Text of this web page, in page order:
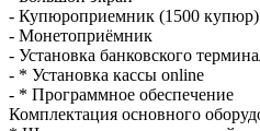
- Купюроприемник (1500 купюр)
- Монетоприёмник
- Установка банковского
- * Установка кассы online
- * Программное обеспечение
Комплектация основного